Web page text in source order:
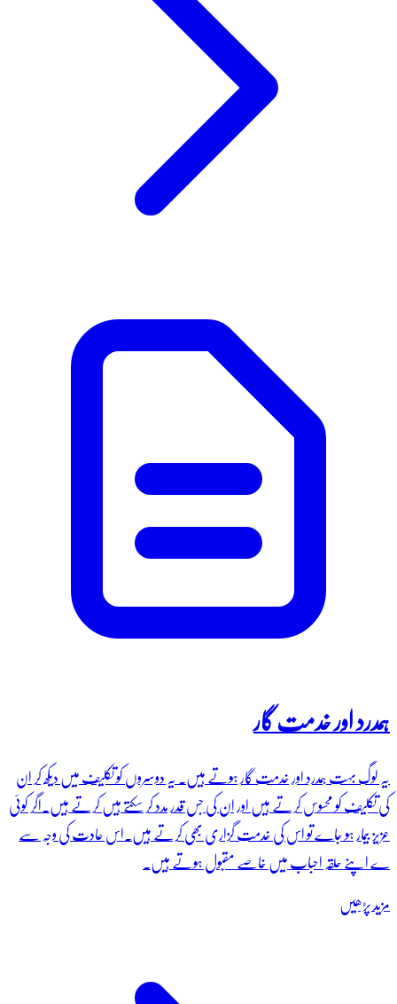
ہمدرد اور خدمت گار
یہ لوگ بہت ہمدرد اور خدمت گار ہوتے ہیں۔ یہ دوسروں کو تکلیف میں دیکھ کر ان
کی تکلیف کو محسوس کرتے ہیں اور ان کی جس قدر مدد کر سکتے ہیں کرتے ہیں۔اگر کوئی
عزیز بیمار ہو جاے تو اس کی خدمت گزاری بھی کرتے ہیں۔اس عادت کی وجہ سے
ے اپنے حلقہ احباب میں خاصے مقبول ہوتے ہیں۔
مزید پڑھیں